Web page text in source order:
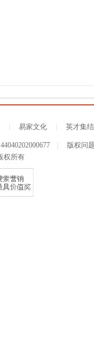
易家文化 英才集
44040202000677
版权问
权所有